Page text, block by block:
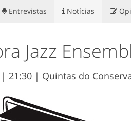
Entrevistas Notícias
Jazz
21:30 | Quintas do